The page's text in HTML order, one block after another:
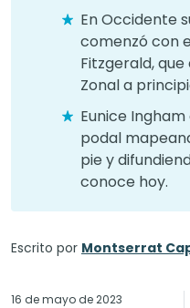
En Occidente
comenzó con
Fitzgerald,
Zonal a
Eunice
podal
pie y
conoce hoy.
Escrito por Montserrat
16 de mayo de 2023